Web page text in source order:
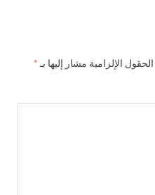
الحقول الإلزامية مشار إليها بـ *